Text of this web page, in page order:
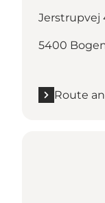
Jerstrupvej
5400
Route